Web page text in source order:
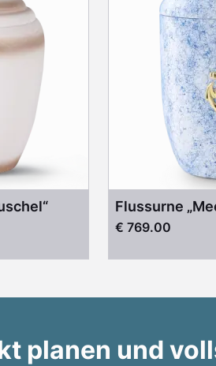
Flussurne
€ 769.00
planen und